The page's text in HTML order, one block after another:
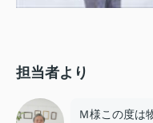
担当者より
Ｍ様この度は